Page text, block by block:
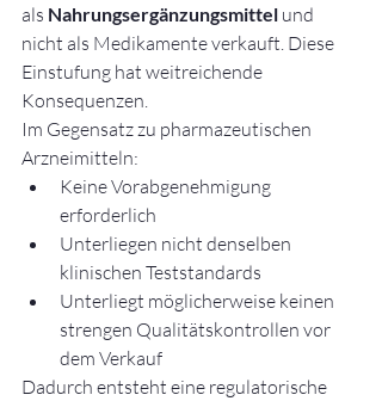
als Nahrungsergänzungsmittel und
nicht als Medikamente verkauft. Diese
Einstufung hat weitreichende
Konsequenzen.
Im Gegensatz zu pharmazeutischen
Arzneimitteln:
Keine Vorabgenehmigung
erforderlich
Unterliegen nicht denselben
klinischen Teststandards
Unterliegt möglicherweise keinen
strengen Qualitätskontrollen vor
dem Verkauf
Dadurch entsteht eine regulatorische